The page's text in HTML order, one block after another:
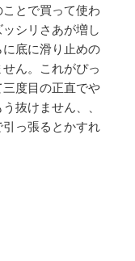
とで買って使わ
シリさあが増し
底に滑り止めの
ん。これがぴっ
度目の正直でや
抜けません、、
っ張るとかすれ